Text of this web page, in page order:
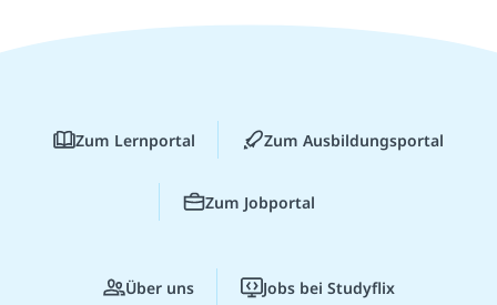
Zum Lernportal Zum Ausbildungsportal
Zum Jobportal
Über uns Jobs bei Studyflix